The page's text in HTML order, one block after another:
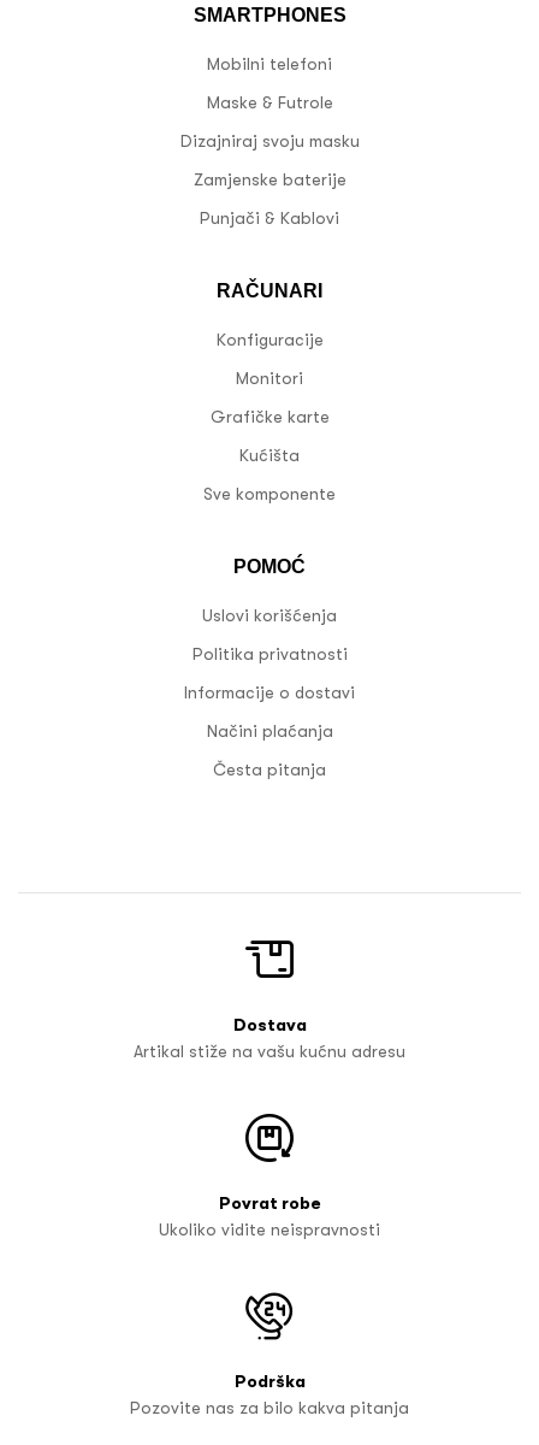
SMARTPHONES
Mobilni telefoni
Maske & Futrole
Dizajniraj svoju masku
Zamjenske baterije
Punjači & Kablovi
RAČUNARI
Konfiguracije
Monitori
Grafičke karte
Kućišta
Sve komponente
POMOĆ
Uslovi korišćenja
Politika privatnosti
Informacije o dostavi
Načini plaćanja
Česta pitanja
Dostava
Artikal stiže na vašu kućnu adresu
Povrat robe
Ukoliko vidite neispravnosti
Podrška
Pozovite nas za bilo kakva pitanja